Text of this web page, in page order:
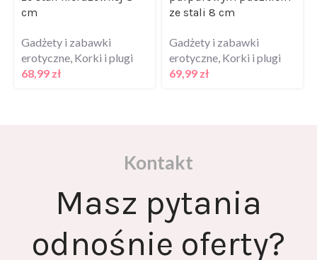
cm
Gadżety i zabawki
erotyczne Korki i plugi
68,99 zł
ze stali 8 cm
Gadżety i zabawki
erotyczne Korki i plugi
69,99 zł
Kontakt
Masz pytania
odnośnie oferty?